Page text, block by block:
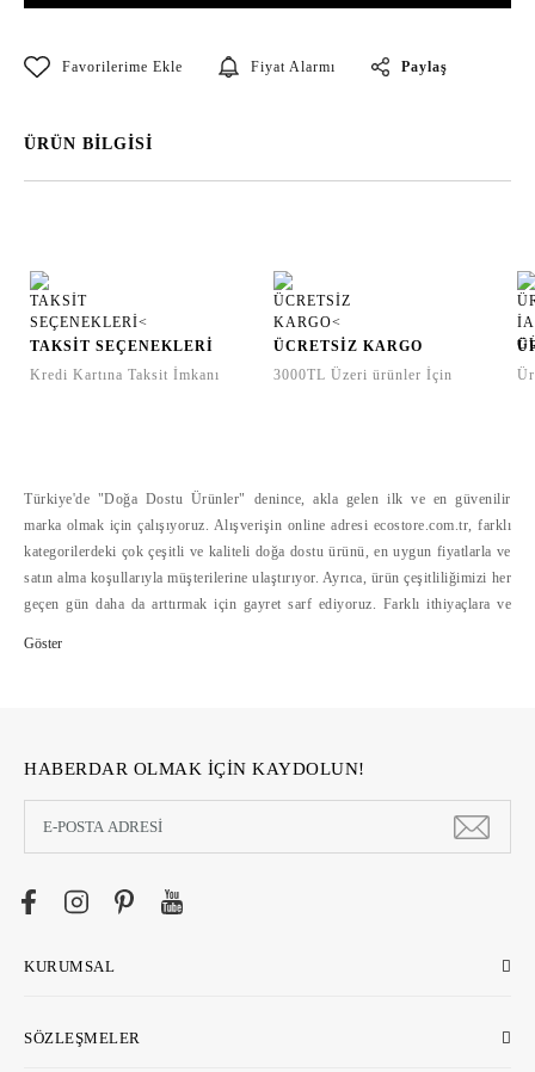
Fiyat Alarmı Paylaş
ÜRÜN BİLGİSİ
TAKSİT SEÇENEKLERİ
Kredi Kartına Taksit İmkanı
ÜCRETSİZ KARGO
3000TL Üzeri ürünler İçin
Türkiye'de "Doğa Dostu Ürünler" denince, akla gelen ilk ve en güvenilir
marka olmak için çalışıyoruz. Alışverişin online adresi ecostore.com.tr, farklı
kategorilerdeki çok çeşitli ve kaliteli doğa dostu ürünü, en uygun fiyatlarla ve
satın alma koşullarıyla müşterilerine ulaştırıyor. Ayrıca, ürün çeşitliliğimizi her
geçen gün daha da arttırmak için gayret sarf ediyoruz. Farklı ithiyaçlara ve
HABERDAR OLMAK İÇİN KAYDOLUN!
KURUMSAL
SÖZLEŞMELER